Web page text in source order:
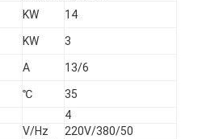
KW
14
KW
3
Α
13/6
℃
35
4
V/Hz
220V/380/50